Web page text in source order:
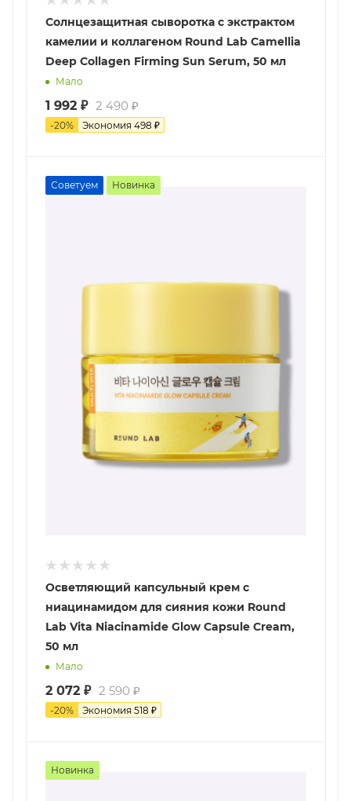
Солнцезащитная сыворотка с экстрактом
камелии и коллагеном Round Lab Camellia
Deep Collagen Firming Sun Serum, 50 мл
Мало
1 992 ₽ 2 490 ₽
-20% Экономия 498 ₽
Советуем Новинка
Осветляющий капсульный крем с
ниацинамидом для сияния кожи Round
Lab Vita Niacinamide Glow Capsule Cream,
50 мл
Мало
2 072 ₽ 2 590 ₽
-20% Экономия 518 ₽
Новинка